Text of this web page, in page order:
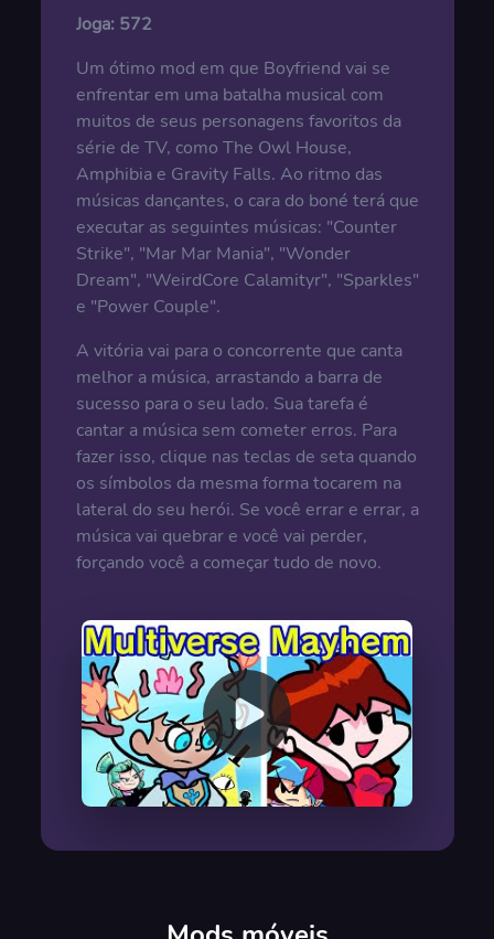
Joga: 572
Um ótimo mod em que Boyfriend vai se
enfrentar em uma batalha musical com
muitos de seus personagens favoritos da
série de TV, como The Owl House,
Amphibia e Gravity Falls. Ao ritmo das
músicas dançantes, o cara do boné terá que
executar as seguintes músicas: "Counter
Strike", "Mar Mar Mania", "Wonder
Dream", "WeirdCore Calamityr", "Sparkles"
e "Power Couple".
A vitória vai para o concorrente que canta
melhor a música, arrastando a barra de
sucesso para o seu lado. Sua tarefa é
cantar a música sem cometer erros. Para
fazer isso, clique nas teclas de seta quando
os símbolos da mesma forma tocarem na
lateral do seu herói. Se você errar e errar, a
música vai quebrar e você vai perder,
forçando você a começar tudo de novo.